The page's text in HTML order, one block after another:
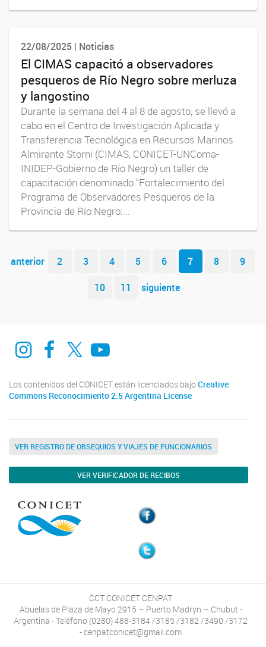
22/08/2025 | Noticias
El CIMAS capacitó a observadores
pesqueros de Río Negro sobre merluza
y langostino
Durante la semana del 4 al 8 de agosto, se llevó a
cabo en el Centro de Investigación Aplicada y
Transferencia Tecnológica en Recursos Marinos
Almirante Storni (CIMAS, CONICET-UNComa-
INIDEP-Gobierno de Río Negro) un taller de
capacitación denominado “Fortalecimiento del
Programa de Observadores Pesqueros de la
Provincia de Río Negro:...
Navegador de artículos
anterior 2 3 4 5 6 7 8
9
10
11 siguiente
Instagram
Facebook
TwitterYoutube
Los contenidos del CONICET están licenciados bajo Creative
Commons Reconocimiento 2.5 Argentina License
VER REGISTRO DE OBSEQUIOS Y VIAJES DE FUNCIONARIOS
VER VERIFICADOR DE RECIBOS
CCT CONICET CENPAT
Abuelas de Plaza de Mayo 2915 – Puerto Madryn – Chubut -
Argentina - Teléfono (0280) 488-3184 /3185 /3182 /3490 /3172
- cenpatconicet@gmail.com